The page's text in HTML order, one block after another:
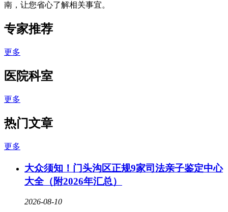
南，让您省心了解相关事宜。
专家推荐
更多
医院科室
更多
热门文章
更多
大众须知！门头沟区正规9家司法亲子鉴定中心
大全（附2026年汇总）
2026-08-10